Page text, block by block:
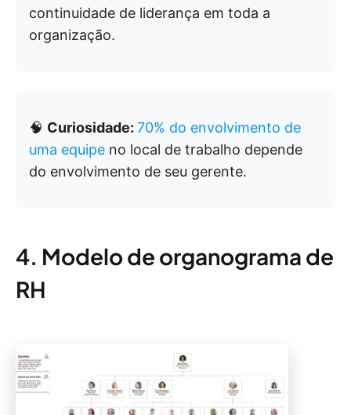
continuidade de liderança em toda a
organização.
🧠 Curiosidade: 70% do envolvimento de
uma equipe no local de trabalho depende
do envolvimento de seu gerente.
4. Modelo de organograma de
RH